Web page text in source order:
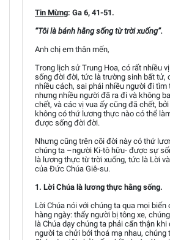
Tin Mừng: Ga 6, 41-51.
“Tôi là bánh hằng sống từ trời xuống”.
Anh chị em thân mến,
Trong lịch sử Trung Hoa, có rất nhiều
sống đời đời, tức là trường sinh bất tử,
nhiều cách, sai phái nhiều người đi tìm
nhưng nhiều người đã ra đi và không
chết, và các vị vua ấy cũng đã chết,
không có thứ lương thực nào có thể
được sống đời đời.
Nhưng cũng trên cõi đời này có thứ
chúng ta –người Ki-tô hữu- được sự
là lương thực từ trời xuống, tức là Lời
của Đức Chúa Giê-su.
1. Lời Chúa là lương thực hằng sống.
Lời Chúa nói với chúng ta qua mọi
hàng ngày: thấy người bị tông xe,
là Chúa dạy chúng ta phải cẩn thận
người ta chửi bới thoá mạ nhau, chúng